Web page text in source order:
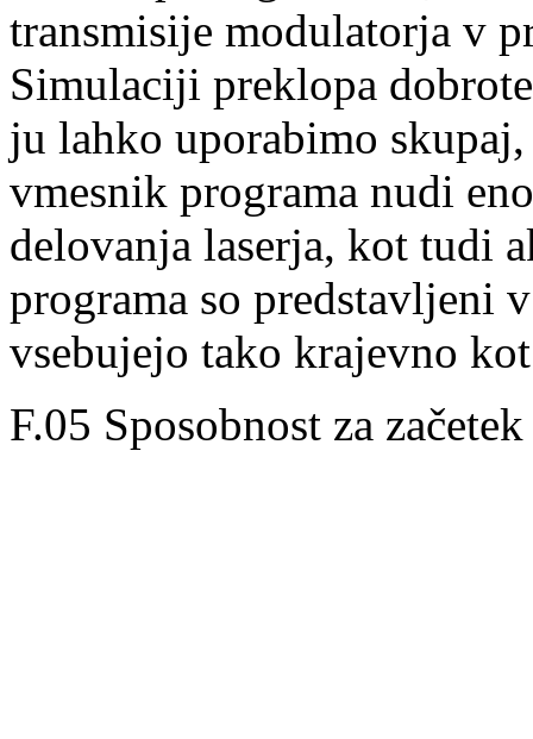
transmisije modulatorja v
Simulaciji preklopa
ju lahko uporabimo
vmesnik programa nudi
delovanja laserja, kot tudi
programa so
vsebujejo tako krajevno
F.05 Sposobnost za